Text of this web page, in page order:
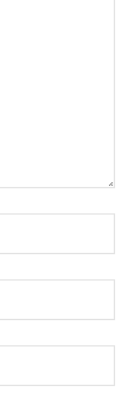
前
*
メ
ー
*ェ